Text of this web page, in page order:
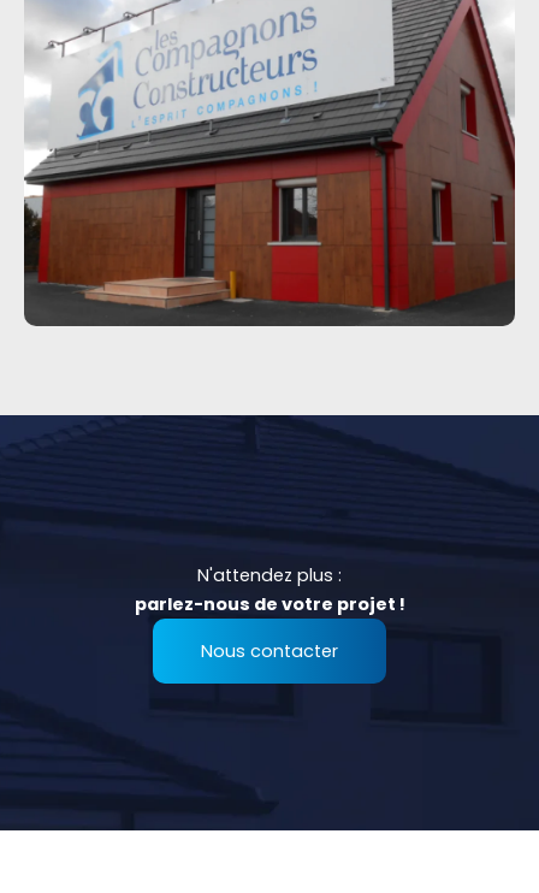
N'attendez plus :
parlez-nous de votre projet !
Nous contacter